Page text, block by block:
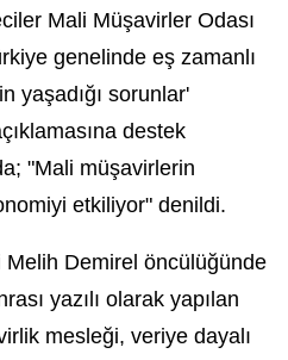
Mali Müşavirler Odası
genelinde eş zamanlı
yaşadığı sorunlar'
destek
"Mali müşavirlerin
etkiliyor" denildi.
Melih Demirel öncülüğünde
yazılı olarak yapılan
mesleği, veriye dayalı